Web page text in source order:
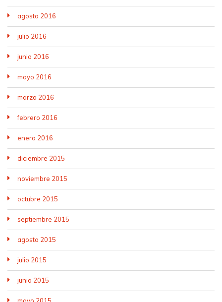
agosto 2016
julio 2016
junio 2016
mayo 2016
marzo 2016
febrero 2016
enero 2016
diciembre 2015
noviembre 2015
octubre 2015
septiembre 2015
agosto 2015
julio 2015
junio 2015
mayo 2015